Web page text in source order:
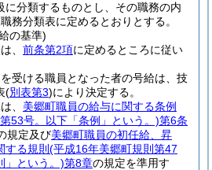
に分類するものとし、その職務の内
務分類表に定めるとおりとする。
の基準)
、 前条第2項に定めるところに従い
受ける職員となった者の号給は、技
(別表第3)により決定する。
、 美郷町職員の給与に関する条例
53号。以下「条例」という。)第6条
規定及び美郷町職員の初任給、昇
する規則 (平成16年美郷町規則第47
」という。)第8章の規定を準用す